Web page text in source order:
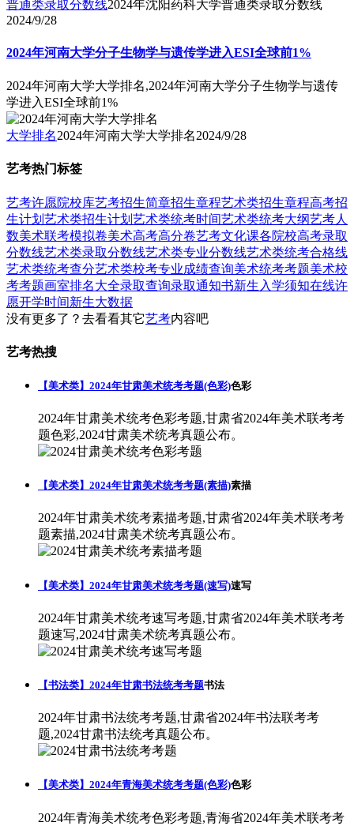
普通类录取分数线2024年沈阳药科大学普通类录取分数线
2024/9/28
2024年河南大学分子生物学与遗传学进入ESI全球前1%
2024年河南大学大学排名,2024年河南大学分子生物学与遗传
学进入ESI全球前1%
大学排名2024年河南大学大学排名2024/9/28
艺考热门标签
艺考许愿院校库艺考招生简章招生章程艺术类招生章程高考招
生计划 艺术类招生计划 艺术类统考时间艺术类统考大纲艺考人
数美术联考模拟卷美术高考高分卷艺考文化课各院校高考录取
分数线艺术类录取分数线艺术类专业分数线艺术类统考合格线
艺术类统考查分艺术类校考专业成绩查询美术统考考题美术校
考考题画室排名大全录取查询录取通知书新生入学须知在线许
愿开学时间新生大数据
没有更多了？去看看其它艺考内容吧
艺考热搜
【美术类】2024年甘肃美术统考考题(色彩)色彩
2024年甘肃美术统考色彩考题,甘肃省2024年美术联考考
题色彩,2024甘肃美术统考真题公布。
【美术类】2024年甘肃美术统考考题(素描)素描
2024年甘肃美术统考素描考题,甘肃省2024年美术联考考
题素描,2024甘肃美术统考真题公布。
【美术类】2024年甘肃美术统考考题(速写)速写
2024年甘肃美术统考速写考题,甘肃省2024年美术联考考
题速写,2024甘肃美术统考真题公布。
【书法类】2024年甘肃书法统考考题书法
2024年甘肃书法统考考题,甘肃省2024年书法联考考
题,2024甘肃书法统考真题公布。
【美术类】2024年青海美术统考考题(色彩)色彩
2024年青海美术统考色彩考题,青海省2024年美术联考考